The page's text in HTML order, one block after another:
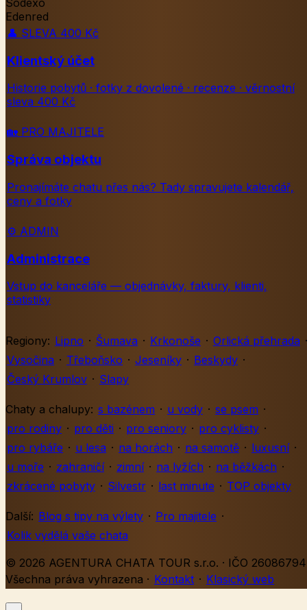
Sodexo
Edenred
👤 SLEVA 400 Kč
Klientský účet
Historie pobytů · fotky z dovolené · recenze · věrnostní
sleva 400 Kč
🏡 PRO MAJITELE
Správa objektu
Pronajímáte chatu přes nás? Tady spravujete kalendář,
ceny a fotky
⚙️ ADMIN
Administrace
Vstup do kanceláře — objednávky, faktury, klienti,
statistiky
Regiony: Lipno · Šumava · Krkonoše · Orlická přehrada ·
Vysočina · Třeboňsko · Jeseníky · Beskydy ·
Český Krumlov · Slapy
Chaty a chalupy: s bazénem · u vody · se psem ·
pro rodiny · pro děti · pro seniory · pro cyklisty ·
pro rybáře · u lesa · na horách · na samotě · luxusní ·
u moře · zahraničí · zimní · na lyžích · na běžkách ·
zkrácené pobyty · Silvestr · last minute · TOP objekty
Další: Blog s tipy na výlety · Pro majitele ·
Kolik vydělá vaše chata
© 2026 AGENTURA CHATA TOUR s.r.o. · IČO 26086794
Všechna práva vyhrazena · Kontakt · Klasický web